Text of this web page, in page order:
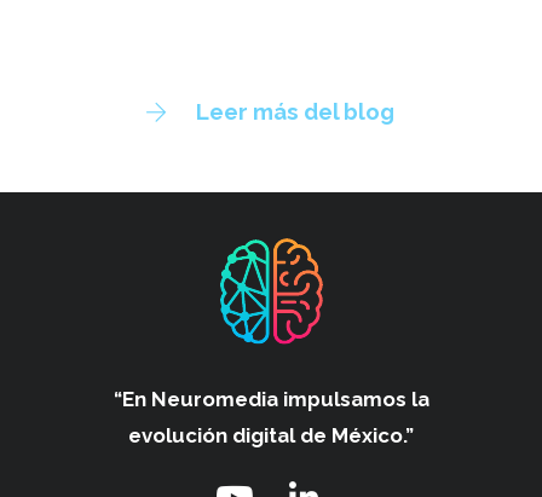
Leer más del blog
“En Neuromedia impulsamos la
evolución digital de México.”